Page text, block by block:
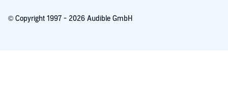
© Copyright 1997 - 2026 Audible GmbH